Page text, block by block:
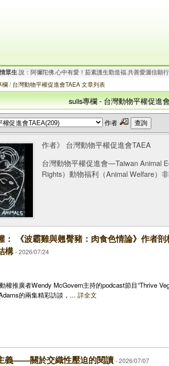
眾生 說：阿彌陀佛.心中有愛！茹素護生勤造福.共善愛灑信願
說：阿彌陀佛.心寬念純！時時心有法喜.念念不離禪悅!.^Q^..
欄/台灣動物平權促進會TAEA 文章列表
suiis專欄 - 台灣動物平權促進
作者
作者》 台灣動物平權促進會TAEA
台灣動物平權促進會—Taiwan Animal
Rights）動物福利（Animal Welfare）
： 《波霸雞與翹臀豬：肉食色情論》作者
構 - 2026/07/24
權推廣者Wendy McGovern主持的podcast節目“Thrive
的兩集精彩訪談，... 詳全文
義——關於交織性壓迫的閱讀 - 2026/07/07